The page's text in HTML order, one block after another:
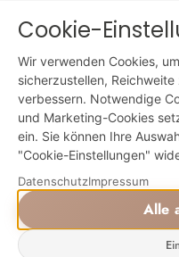
Wir sind persönlich, für
Mo - Do: 09:00 - 16:00
Fr: 09:00 - 15:00 Uhr
Sa + So: geschlossen
Online bestellen: 24/7
Powered
Cookie-
Wir verwenden Cookies,
sicherzustellen,
verbessern. Notwendige
und Marketing-Cookies
ein. Sie können Ihre
"Cookie-Einstellungen"
DatenschutzImpressum
Alle